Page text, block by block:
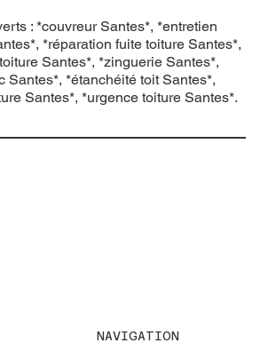
: *couvreur Santes*, *entretien
*réparation fuite toiture Santes*,
Santes*, *zinguerie Santes*,
Santes*, *étanchéité toit Santes*,
Santes*, *urgence toiture Santes*.
NAVIGATION